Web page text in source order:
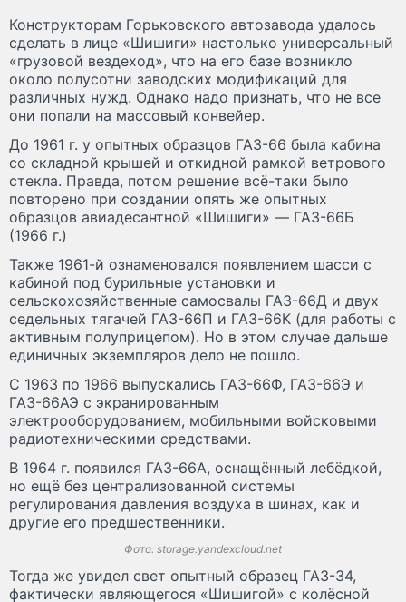
Конструкторам Горьковского автозавода удалось
сделать в лице «Шишиги» настолько универсальный
«грузовой вездеход», что на его базе возникло
около полусотни заводских модификаций для
различных нужд. Однако надо признать, что не все
они попали на массовый конвейер.
До 1961 г. у опытных образцов ГАЗ-66 была кабина
со складной крышей и откидной рамкой ветрового
стекла. Правда, потом решение всё-таки было
повторено при создании опять же опытных
образцов авиадесантной «Шишиги» — ГАЗ-66Б
(1966 г.)
Также 1961-й ознаменовался появлением шасси с
кабиной под бурильные установки и
сельскохозяйственные самосвалы ГАЗ-66Д и двух
седельных тягачей ГАЗ-66П и ГАЗ-66К (для работы с
активным полуприцепом). Но в этом случае дальше
единичных экземпляров дело не пошло.
С 1963 по 1966 выпускались ГАЗ-66Ф, ГАЗ-66Э и
ГАЗ-66АЭ с экранированным
электрооборудованием, мобильными войсковыми
радиотехническими средствами.
В 1964 г. появился ГАЗ-66А, оснащённый лебёдкой,
но ещё без централизованной системы
регулирования давления воздуха в шинах, как и
другие его предшественники.
Фото: storage.yandexcloud.net
Тогда же увидел свет опытный образец ГАЗ-34,
фактически являющегося «Шишигой» с колёсной